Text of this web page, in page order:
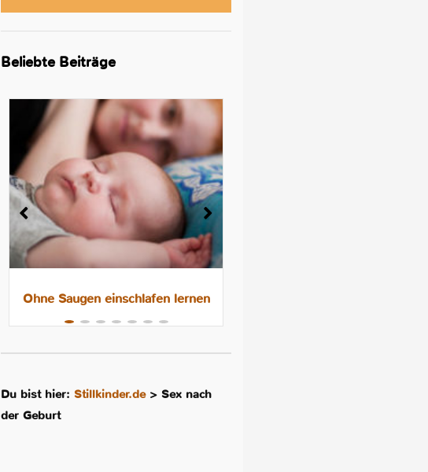
Beliebte Beiträge
Ohne Saugen einschlafen lernen
Du bist hier:Stillkinder.de>Sex nach
der Geburt